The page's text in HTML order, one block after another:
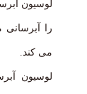
را
می کند.
لوسیون